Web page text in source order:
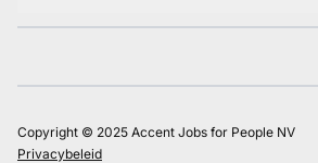
Copyright © 2025 Accent Jobs for People NV
Privacybeleid